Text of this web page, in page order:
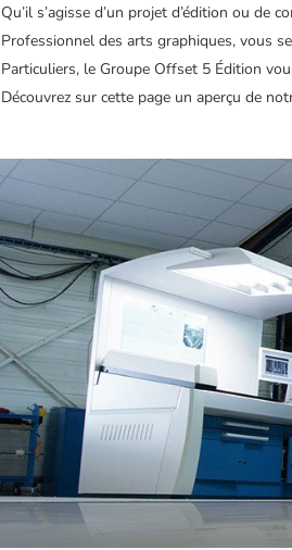
Qu’il s’agisse d’un projet d’édition ou de
Professionnel des arts graphiques, vous
Particuliers, le Groupe Offset 5 Édition
Découvrez sur cette page un aperçu de